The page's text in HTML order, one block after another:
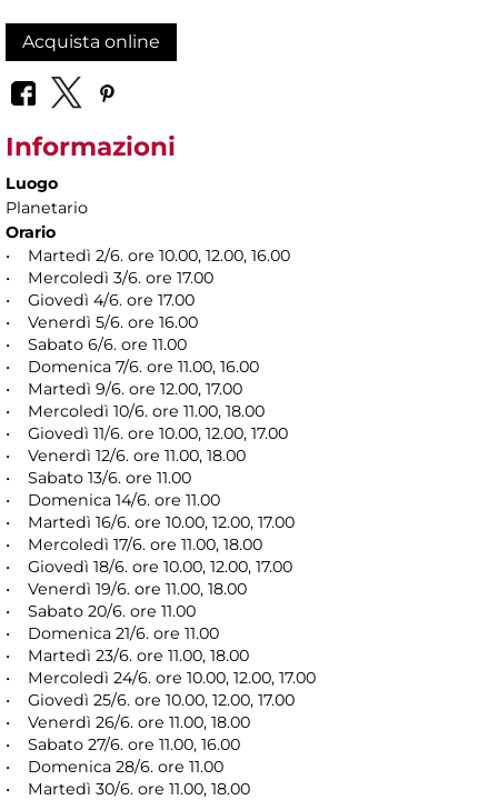
Acquista online
Informazioni
Luogo
Planetario
Orario
• Martedì 2/6. ore 10.00, 12.00, 16.00
• Mercoledì 3/6. ore 17.00
• Giovedì 4/6. ore 17.00
• Venerdì 5/6. ore 16.00
• Sabato 6/6. ore 11.00
• Domenica 7/6. ore 11.00, 16.00
• Martedì 9/6. ore 12.00, 17.00
• Mercoledì 10/6. ore 11.00, 18.00
• Giovedì 11/6. ore 10.00, 12.00, 17.00
• Venerdì 12/6. ore 11.00, 18.00
• Sabato 13/6. ore 11.00
• Domenica 14/6. ore 11.00
• Martedì 16/6. ore 10.00, 12.00, 17.00
• Mercoledì 17/6. ore 11.00, 18.00
• Giovedì 18/6. ore 10.00, 12.00, 17.00
• Venerdì 19/6. ore 11.00, 18.00
• Sabato 20/6. ore 11.00
• Domenica 21/6. ore 11.00
• Martedì 23/6. ore 11.00, 18.00
• Mercoledì 24/6. ore 10.00, 12.00, 17.00
• Giovedì 25/6. ore 10.00, 12.00, 17.00
• Venerdì 26/6. ore 11.00, 18.00
• Sabato 27/6. ore 11.00, 16.00
• Domenica 28/6. ore 11.00
• Martedì 30/6. ore 11.00, 18.00